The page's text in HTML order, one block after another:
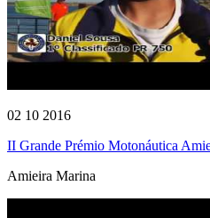
02 10 2016
II Grande Prémio Motonáutica
Amieira Marina